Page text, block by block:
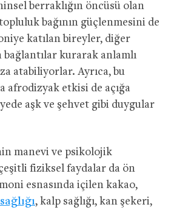
berraklığın öncüsü olan
bağının güçlenmesini de
katılan bireyler, diğer
bağlantılar kurarak anlamlı
atabiliyorlar. Ayrıca, bu
afrodizyak etkisi de açığa
aşk ve şehvet gibi duygular
manevi ve psikolojik
fiziksel faydalar da ön
esnasında içilen kakao,
, kalp sağlığı, kan şekeri,